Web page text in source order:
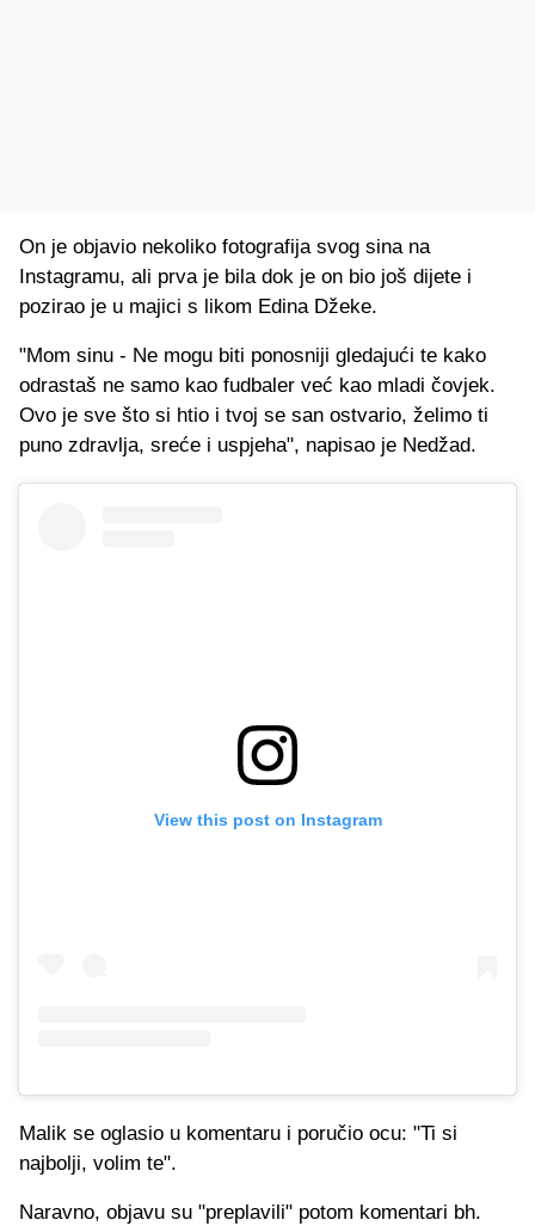
On je objavio nekoliko fotografija svog sina na
Instagramu, ali prva je bila dok je on bio još dijete i
pozirao je u majici s likom Edina Džeke.
"Mom sinu - Ne mogu biti ponosniji gledajući te kako
odrastaš ne samo kao fudbaler već kao mladi čovjek.
Ovo je sve što si htio i tvoj se san ostvario, želimo ti
puno zdravlja, sreće i uspjeha", napisao je Nedžad.
View this post on Instagram
Malik se oglasio u komentaru i poručio ocu: "Ti si
najbolji, volim te".
Naravno, objavu su "preplavili" potom komentari bh.